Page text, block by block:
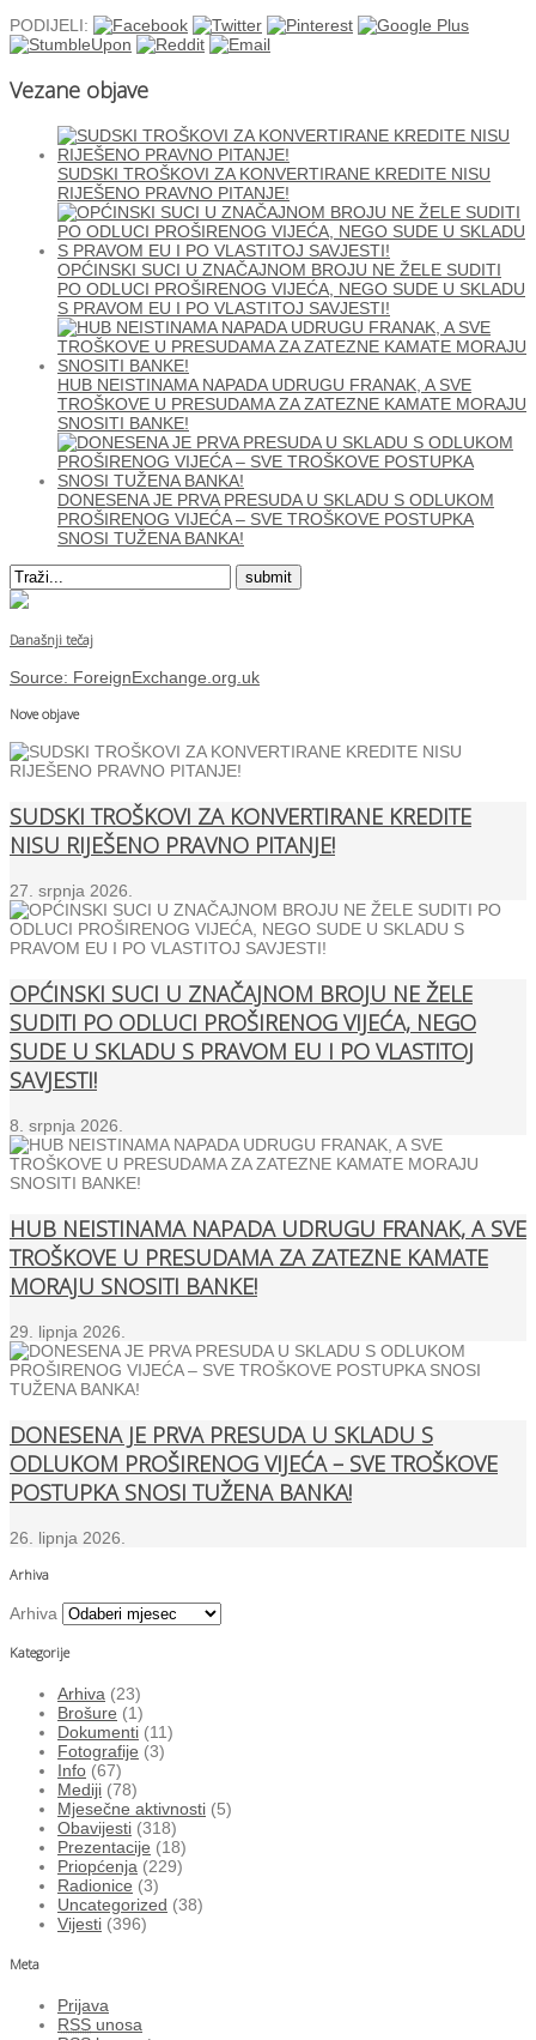
PODIJELI:
Vezane objave
SUDSKI TROŠKOVI ZA KONVERTIRANE KREDITE NISU
RIJEŠENO PRAVNO PITANJE!
OPĆINSKI SUCI U ZNAČAJNOM BROJU NE ŽELE SUDITI
PO ODLUCI PROŠIRENOG VIJEĆA, NEGO SUDE U SKLADU
S PRAVOM EU I PO VLASTITOJ SAVJESTI!
HUB NEISTINAMA NAPADA UDRUGU FRANAK, A SVE
TROŠKOVE U PRESUDAMA ZA ZATEZNE KAMATE MORAJU
SNOSITI BANKE!
DONESENA JE PRVA PRESUDA U SKLADU S ODLUKOM
PROŠIRENOG VIJEĆA – SVE TROŠKOVE POSTUPKA
SNOSI TUŽENA BANKA!
Današnji tečaj
Source: ForeignExchange.org.uk
Nove objave
SUDSKI TROŠKOVI ZA KONVERTIRANE KREDITE
NISU RIJEŠENO PRAVNO PITANJE!
27. srpnja 2026.
OPĆINSKI SUCI U ZNAČAJNOM BROJU NE ŽELE
SUDITI PO ODLUCI PROŠIRENOG VIJEĆA, NEGO
SUDE U SKLADU S PRAVOM EU I PO VLASTITOJ
SAVJESTI!
8. srpnja 2026.
HUB NEISTINAMA NAPADA UDRUGU FRANAK, A SVE
TROŠKOVE U PRESUDAMA ZA ZATEZNE KAMATE
MORAJU SNOSITI BANKE!
29. lipnja 2026.
DONESENA JE PRVA PRESUDA U SKLADU S
ODLUKOM PROŠIRENOG VIJEĆA – SVE TROŠKOVE
POSTUPKA SNOSI TUŽENA BANKA!
26. lipnja 2026.
Arhiva
Arhiva
Kategorije
Arhiva (23)
Brošure (1)
Dokumenti (11)
Fotografije (3)
Info (67)
Mediji (78)
Mjesečne aktivnosti (5)
Obavijesti (318)
Prezentacije (18)
Priopćenja (229)
Radionice (3)
Uncategorized (38)
Vijesti (396)
Meta
Prijava
RSS unosa